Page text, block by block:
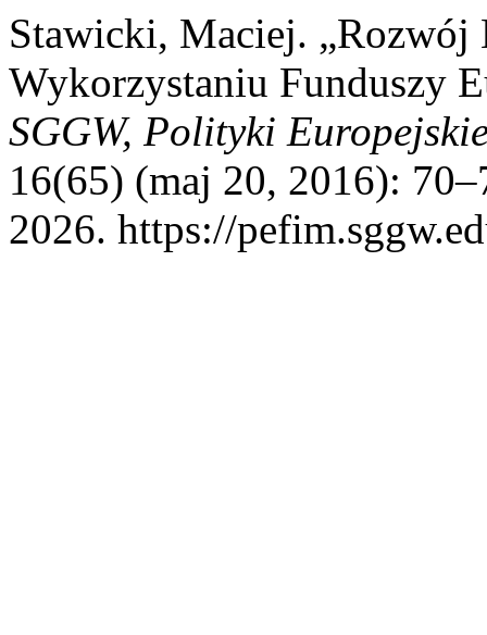
Stawicki, Maciej. „Rozwój
Wykorzystaniu Funduszy
SGGW, Polityki
16(65) (maj 20, 2016):
2026. https://